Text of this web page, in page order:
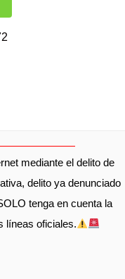
mediante el delito de
delito ya denunciado
tenga en cuenta la
líneas oficiales.